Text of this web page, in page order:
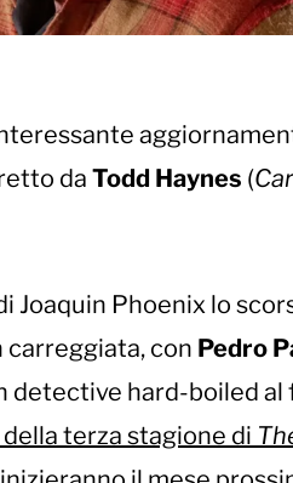
da Todd Haynes (
Joaquin Phoenix lo
carreggiata, con Pedro
hard-boiled al
terza stagione di